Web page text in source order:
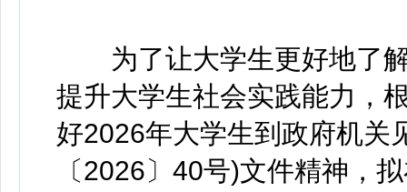
为了让大学生更好地了解
提升大学生社会实践能力，
好2026年大学生到政府机关
〔2026〕40号)文件精神，